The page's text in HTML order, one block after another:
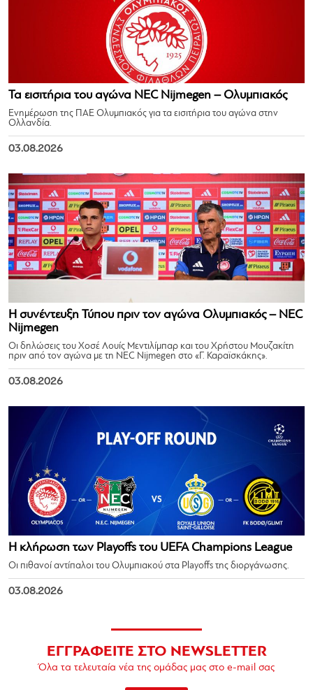
Τα εισιτήρια του αγώνα NEC Nijmegen – Ολυμπιακός
Ενημέρωση της ΠΑΕ Ολυμπιακός για τα εισιτήρια του αγώνα στην
Ολλανδία.
03.08.2026
Η συνέντευξη Τύπου πριν τον αγώνα Ολυμπιακός – NEC
Nijmegen
Οι δηλώσεις του Χοσέ Λουίς Μεντιλίμπαρ και του Χρήστου Μουζακίτη
πριν από τον αγώνα με τη NEC Nijmegen στο «Γ. Καραϊσκάκης».
03.08.2026
Η κλήρωση των Playoffs του UEFA Champions League
Οι πιθανοί αντίπαλοι του Ολυμπιακού στα Playoffs της διοργάνωσης.
03.08.2026
ΕΓΓΡΑΦΕΙΤΕ ΣΤΟ NEWSLETTER
Όλα τα τελευταία νέα της ομάδας μας στο e-mail σας